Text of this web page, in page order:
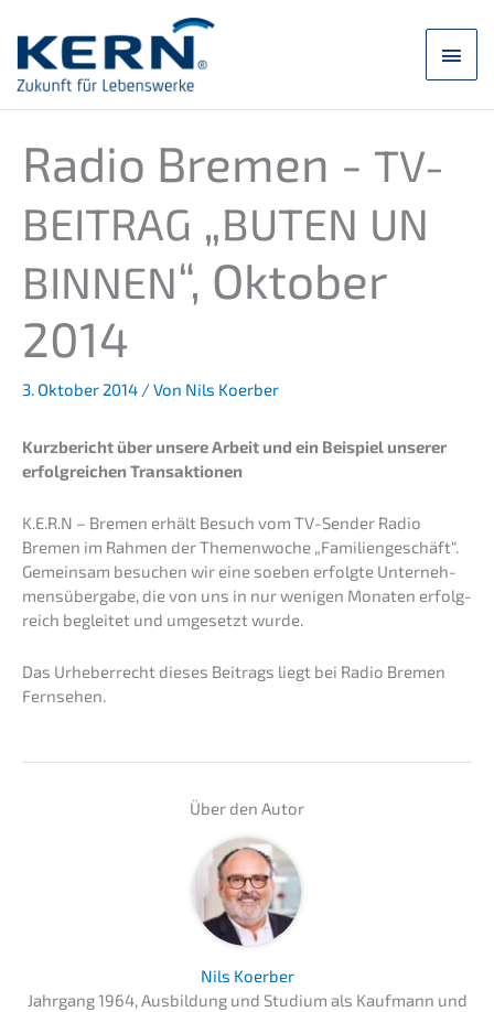
Inhalt
springen
Radio Bremen - TV-
BEITRAG „BUTEN UN
BINNEN“, Oktober
2014
3. Oktober 2014 / Von Nils Koerber
Kurzbe­richt über unsere Arbeit und ein Beispiel unserer
erfolg­rei­chen Transaktionen
K.E.R.N – Bremen erhält Besuch vom TV-Sender Radio
Bremen im Rahmen der Themen­wo­che „Famili­en­ge­schäft“.
Gemein­sam besuchen wir eine soeben erfolg­te Unter­neh­
mens­über­ga­be, die von uns in nur wenigen Monaten erfolg­
reich beglei­tet und umgesetzt wurde.
​Das Urheber­recht dieses Beitrags liegt bei Radio Bremen
Fernsehen.
Über den Autor
Nils Koerber
Jahrgang 1964, Ausbildung und Studium als Kaufmann und